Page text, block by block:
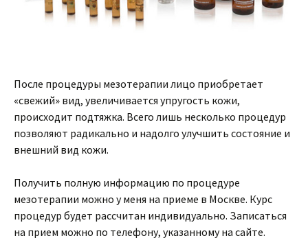
После процедуры мезотерапии лицо приобретает
«свежий» вид, увеличивается упругость кожи,
происходит подтяжка. Всего лишь несколько процедур
позволяют радикально и надолго улучшить состояние и
внешний вид кожи.
Получить полную информацию по процедуре
мезотерапии можно у меня на приеме в Москве. Курс
процедур будет рассчитан индивидуально. Записаться
на прием можно по телефону, указанному на сайте.